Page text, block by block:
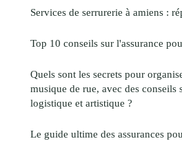
Services de serrurerie à amiens :
Top 10 conseils sur l'assurance
Quels sont les secrets pour
musique de rue, avec des conseils
logistique et artistique ?
Le guide ultime des assurances